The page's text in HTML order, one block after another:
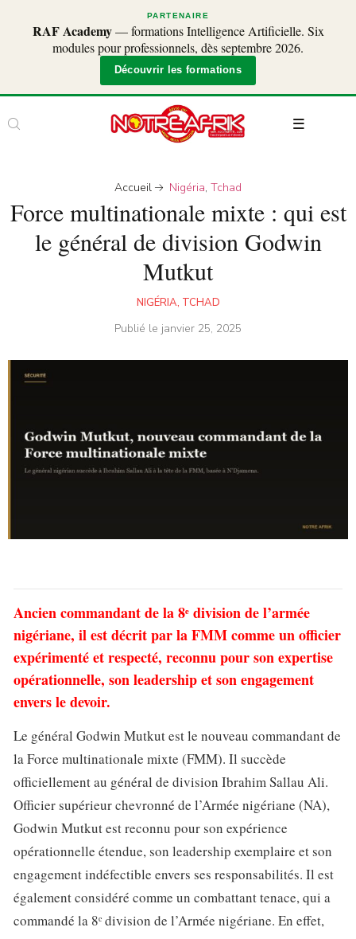
PARTENAIRE
RAF Academy— formations Intelligence Artificielle. Six
modules pour professionnels, dès septembre 2026.
Découvrir les formations
Accueil Nigéria,Tchad
Force multinationale mixte : qui est
le général de division Godwin
Mutkut
NIGÉRIA, TCHAD
Publié le janvier 25, 2025
Ancien commandant de la 8ᵉ division de l’armée
nigériane, il est décrit par la FMM comme un officier
expérimenté et respecté, reconnu pour son expertise
opérationnelle, son leadership et son engagement
envers le devoir.
Le général Godwin Mutkut est le nouveau commandant de
la Force multinationale mixte (FMM). Il succède
officiellement au général de division Ibrahim Sallau Ali.
Officier supérieur chevronné de l’Armée nigériane (NA),
Godwin Mutkut est reconnu pour son expérience
opérationnelle étendue, son leadership exemplaire et son
engagement indéfectible envers ses responsabilités. Il est
également considéré comme un combattant tenace, qui a
commandé la 8ᵉ division de l’Armée nigériane. En effet,